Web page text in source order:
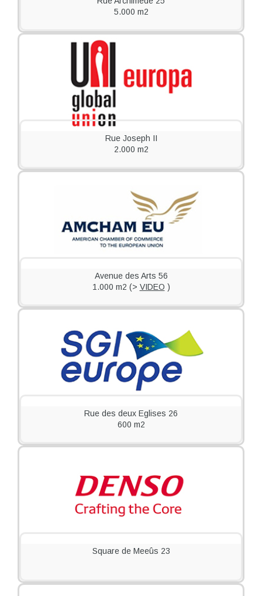
5.000 m2
Rue Joseph II
2.000 m2
VIDEO
Avenue des Arts 56
1.000 m2 (> VIDEO )
Rue des deux Eglises 26
600 m2
Square de Meeûs 23